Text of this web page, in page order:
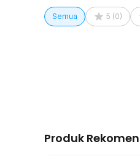
Semua 5 (0)
Produk